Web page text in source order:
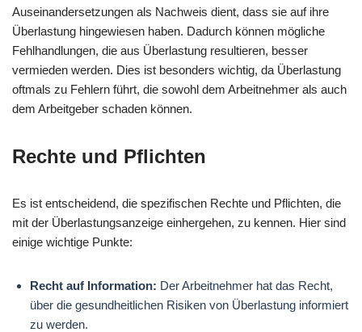
Auseinandersetzungen als Nachweis dient, dass sie auf ihre
Überlastung hingewiesen haben. Dadurch können mögliche
Fehlhandlungen, die aus Überlastung resultieren, besser
vermieden werden. Dies ist besonders wichtig, da Überlastung
oftmals zu Fehlern führt, die sowohl dem Arbeitnehmer als auch
dem Arbeitgeber schaden können.
Rechte und Pflichten
Es ist entscheidend, die spezifischen Rechte und Pflichten, die
mit der Überlastungsanzeige einhergehen, zu kennen. Hier sind
einige wichtige Punkte:
Recht auf Information: Der Arbeitnehmer hat das Recht,
über die gesundheitlichen Risiken von Überlastung informiert
zu werden.